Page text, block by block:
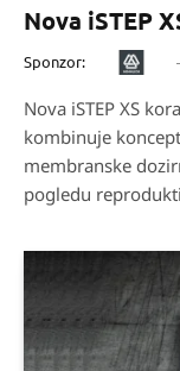
Nova iSTEP
Sponzor:
Nova iSTEP XS
kombinuje
membranske
pogledu